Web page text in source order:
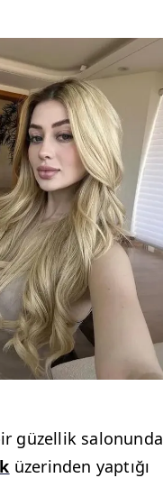
güzellik salonunda
üzerinden yaptığı